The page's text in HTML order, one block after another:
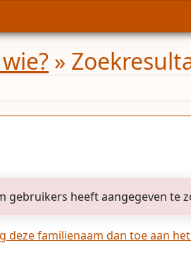
»
gebruikers heeft aangegeven te
deze familienaam dan toe aan